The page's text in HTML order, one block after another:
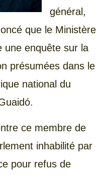
général,
que le Ministère
une enquête sur la
présumées dans le
national du
ce membre de
inhabilité par
pour refus de